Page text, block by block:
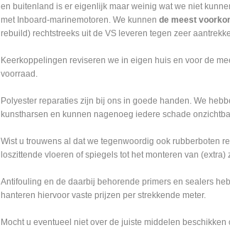
en buitenland is er eigenlijk maar weinig wat we niet
met Inboard-marinemotoren. We kunnen de meest
rebuild) rechtstreeks uit de VS leveren tegen zeer
Keerkoppelingen reviseren we in eigen huis en voor de
voorraad.
Polyester reparaties zijn bij ons in goede handen. We
kunstharsen en kunnen nagenoeg iedere schade
Wist u trouwens al dat we tegenwoordig ook rubberboten
loszittende vloeren of spiegels tot het monteren van
Antifouling en de daarbij behorende primers en sealers
hanteren hiervoor vaste prijzen per strekkende meter.
Mocht u eventueel niet over de juiste middelen